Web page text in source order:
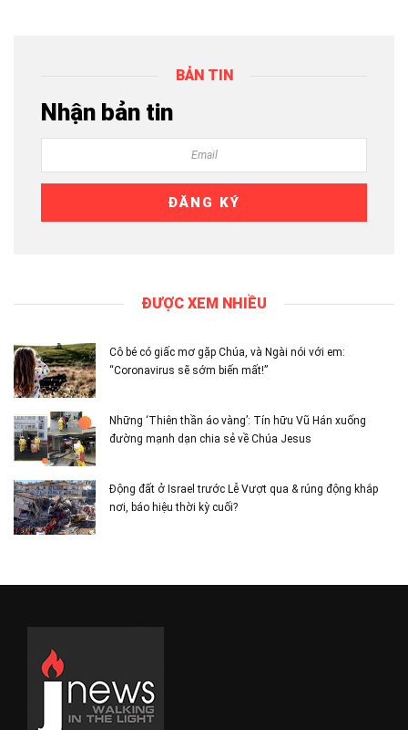
BẢN TIN
Nhận bản tin
ĐƯỢC XEM NHIỀU
Cô bé có giấc mơ gặp Chúa, và Ngài nói với em:
“Coronavirus sẽ sớm biến mất!”
Những ‘Thiên thần áo vàng’: Tín hữu Vũ Hán xuống
đường mạnh dạn chia sẻ về Chúa Jesus
Động đất ở Israel trước Lễ Vượt qua & rúng động khắp
nơi, báo hiệu thời kỳ cuối?